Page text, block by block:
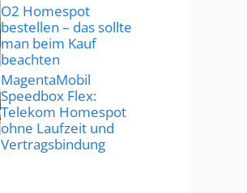
O2 Homespot
bestellen – das sollte
man beim Kauf
beachten
MagentaMobil
Speedbox Flex:
Telekom Homespot
ohne Laufzeit und
Vertragsbindung